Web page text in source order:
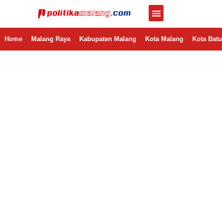
Home Malang Raya Kabupaten Malang Kota Malang Kota Batu